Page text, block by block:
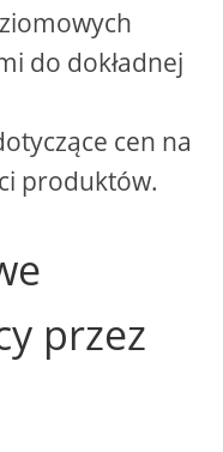
do dokładnej
cen na
produktów.
przez